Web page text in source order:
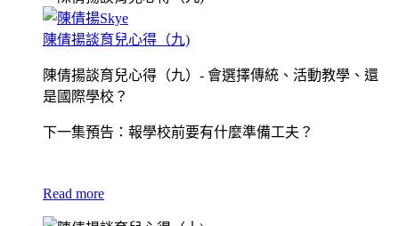
陳倩揚談育兒心得（九)
陳倩揚談育兒心得（九）- 會選擇傳統、活動教學、還
是國際學校？
下一集預告：報學校前要有什麼準備工夫？
Read more